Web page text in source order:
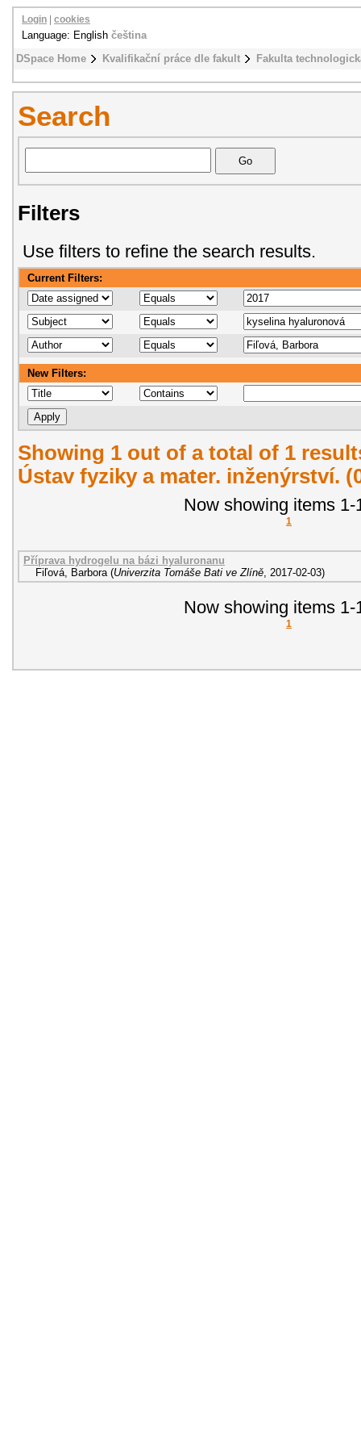
DSpace Home Kvalifikační práce dle fakult Fakulta
Login cookies
Language: English čeština
Search
Filters
Use filters to refine the search results.
Current Filters:
New Filters:
Showing 1 out of a total of 1
Ústav fyziky a mater. inženýrství.
Now showing items 1-
1
Příprava hydrogelu na bázi hyaluronanu
Fiľová, Barbora (Univerzita Tomáše Bati ve Zlíně 2017-02-03)
Now showing items 1-
1